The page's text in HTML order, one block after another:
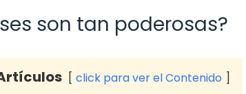
son tan poderosas?
click para ver el Contenido